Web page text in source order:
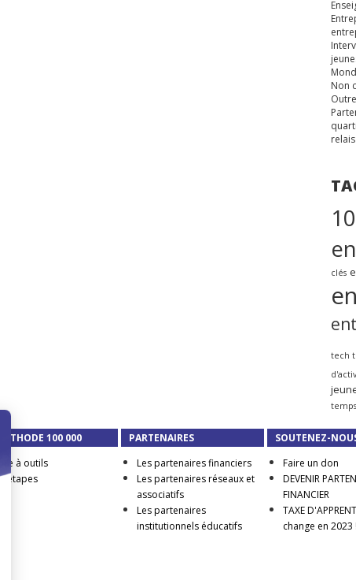
Non
clés
tech
MÉTHODE 100 000
à outils
étapes
PARTENAIRES
Les partenaires financiers
Les partenaires réseaux et
associatifs
Les partenaires
institutionnels éducatifs
SOUTENEZ-
Faire un don
DEVENIR
FINANCIER
TAXE
change en 2023 !